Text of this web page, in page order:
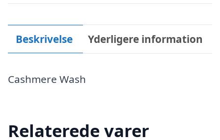
Beskrivelse Yderligere information
Cashmere Wash
Relaterede varer